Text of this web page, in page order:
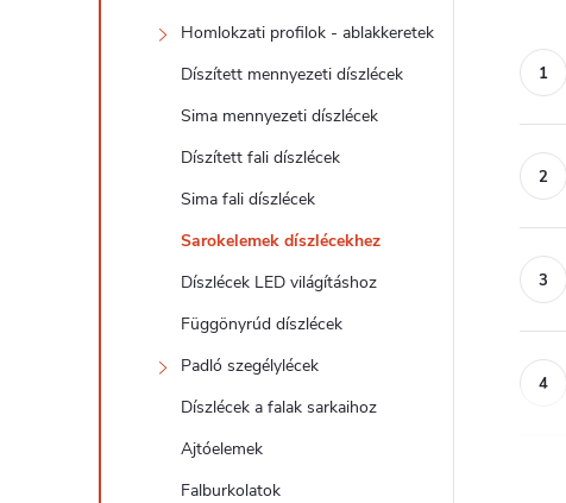
Homlokzati profilok - ablakkeretek
Díszített mennyezeti díszlécek
Sima mennyezeti díszlécek
Díszített fali díszlécek
Sima fali díszlécek
Sarokelemek díszlécekhez
Díszlécek LED világításhoz
Függönyrúd díszlécek
Padló szegélylécek
Díszlécek a falak sarkaihoz
Ajtóelemek
Falburkolatok